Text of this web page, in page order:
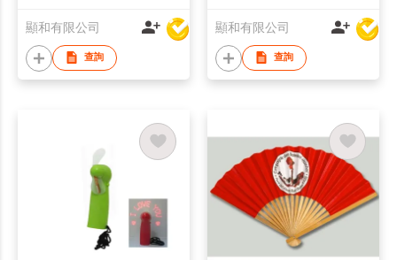
顯和有限公司
查詢
顯和有限公司
查詢